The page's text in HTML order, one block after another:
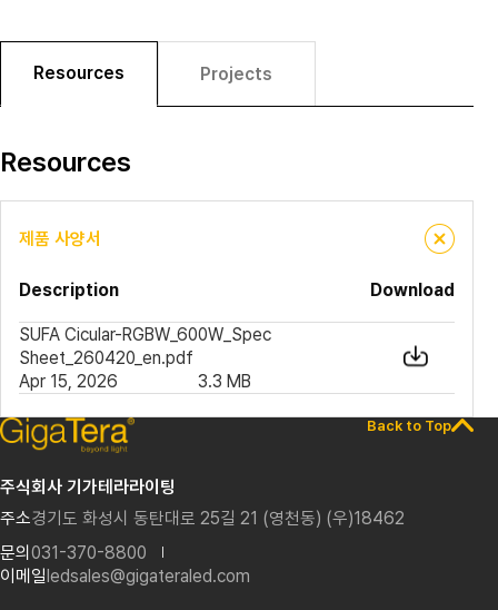
Resources Projects
Resources
제품 사양서
Description Download
SUFA Cicular-RGBW_600W_Spec
Sheet_260420_en.pdf
Apr 15, 2026
3.3 MB
Back to Top
주식회사 기가테라라이팅
주소경기도 화성시 동탄대로 25길 21 (영천동) (우)18462
문의031-370-8800
이메일ledsales@gigateraled.com